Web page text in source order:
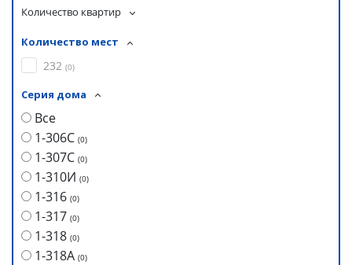
Количество квартир
Количество мест
232 (0)
Серия дома
Все
1-306С (0)
1-307С (0)
1-310И (0)
1-316 (0)
1-317 (0)
1-318 (0)
1-318А (0)